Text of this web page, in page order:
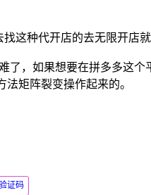
这种代开店的去无限开店
了，如果想要在拼多多这
法矩阵裂变操作起来的。
证码